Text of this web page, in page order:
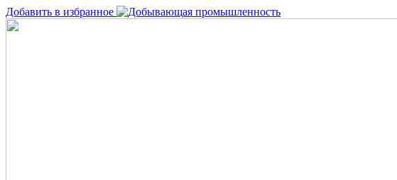
Добавить в избранное